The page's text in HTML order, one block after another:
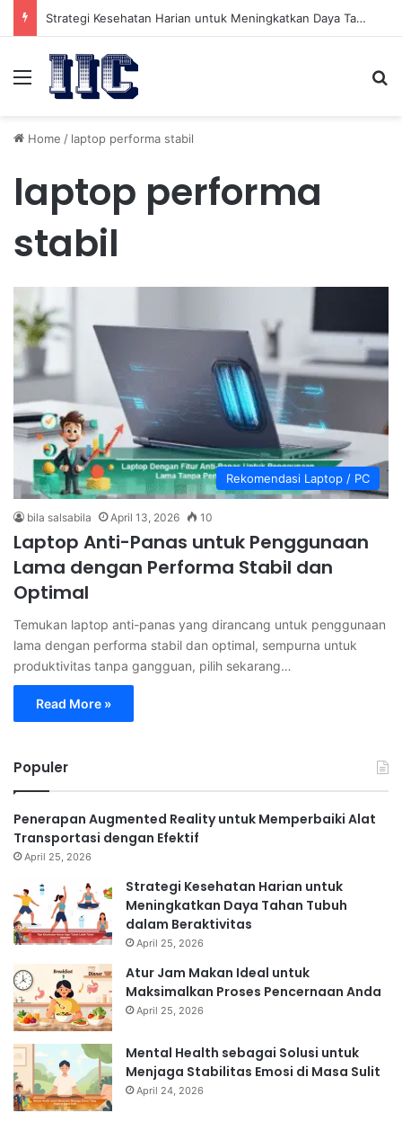
Strategi Kesehatan Harian untuk Meningkatkan Daya Tahan Tubuh dalam Beraktivitas
Menu
Home / laptop performa stabil
laptop performa
stabil
Rekomendasi Laptop / PC
bila salsabila April 13, 2026 10
Laptop Anti-Panas untuk Penggunaan
Lama dengan Performa Stabil dan
Optimal
Temukan laptop anti-panas yang dirancang untuk penggunaan
lama dengan performa stabil dan optimal, sempurna untuk
produktivitas tanpa gangguan, pilih sekarang…
Read More »
Populer
Penerapan Augmented Reality untuk Memperbaiki Alat
Transportasi dengan Efektif
April 25, 2026
Strategi Kesehatan Harian untuk
Meningkatkan Daya Tahan Tubuh
dalam Beraktivitas
April 25, 2026
Atur Jam Makan Ideal untuk
Maksimalkan Proses Pencernaan Anda
April 25, 2026
Mental Health sebagai Solusi untuk
Menjaga Stabilitas Emosi di Masa Sulit
April 24, 2026